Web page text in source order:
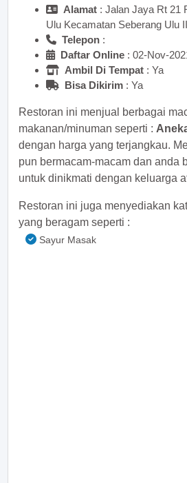
Alamat : Jalan Jaya Rt 21
Ulu Kecamatan Seberang Ulu II
Telepon :
Daftar Online : 02-Nov-
Ambil Di Tempat : Ya
Bisa Dikirim : Ya
Restoran ini menjual berbagai
makanan/minuman seperti :
dengan harga yang terjangkau.
pun bermacam-macam dan anda
untuk dinikmati dengan keluarga
Restoran ini juga menyediakan
yang beragam seperti :
Sayur Masak